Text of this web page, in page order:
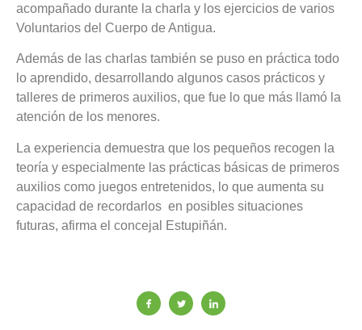
acompañado durante la charla y los ejercicios de varios
Voluntarios del Cuerpo de Antigua.
Además de las charlas también se puso en práctica todo
lo aprendido, desarrollando algunos casos prácticos y
talleres de primeros auxilios, que fue lo que más llamó la
atención de los menores.
La experiencia demuestra que los pequeños recogen la
teoría y especialmente las prácticas básicas de primeros
auxilios como juegos entretenidos, lo que aumenta su
capacidad de recordarlos en posibles situaciones
futuras, afirma el concejal Estupiñán.